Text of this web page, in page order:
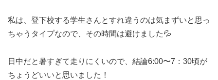
私は、登下校する学生さんとすれ違うのは気まずいと思っ
ちゃうタイプなので、その時間は避けました💦
日中だと暑すぎて走りにくいので、結論6:00〜7：30頃が
ちょうどいいと思いました！